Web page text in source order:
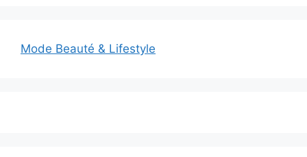
Mode Beauté & Lifestyle